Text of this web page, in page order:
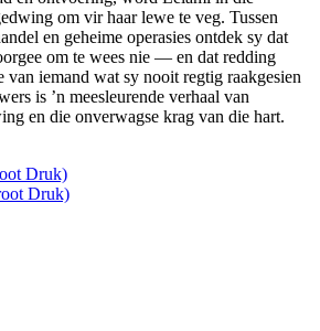
om vir haar lewe te veg. Tussen
en geheime operasies ontdek sy dat
om te wees nie — en dat redding
van iemand wat sy nooit regtig raakgesien
is ’n meesleurende verhaal van
en die onverwagse krag van die hart.